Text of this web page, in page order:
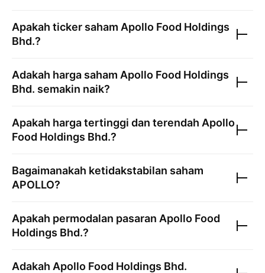
Apakah ticker saham Apollo Food Holdings
Bhd.?
Adakah harga saham Apollo Food Holdings
Bhd. semakin naik?
Apakah harga tertinggi dan terendah Apollo
Food Holdings Bhd.?
Bagaimanakah ketidakstabilan saham
APOLLO?
Apakah permodalan pasaran Apollo Food
Holdings Bhd.?
Adakah Apollo Food Holdings Bhd.